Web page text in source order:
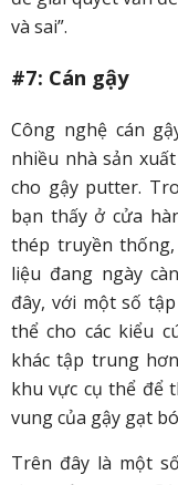
và sai”.
#7: Cán gậy
Công nghệ cán
nhiều nhà sản
cho gậy putter.
bạn thấy ở cửa
thép truyền
liệu đang ngày
đây, với một số
thể cho các kiểu
khác tập trung
khu vực cụ thể để
vung của gậy gạt
Trên đây là một